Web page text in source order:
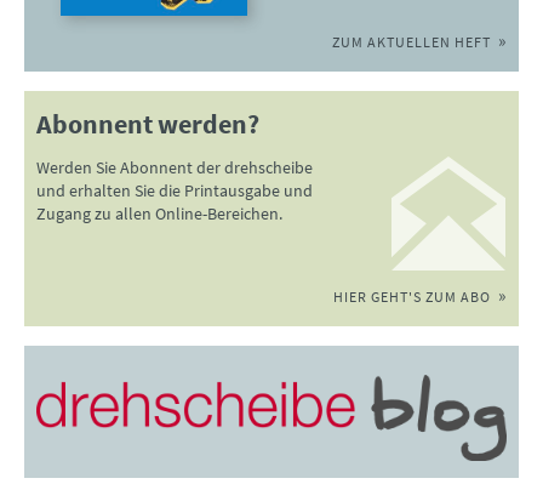
ZUM AKTUELLEN HEFT
Abonnent werden?
Werden Sie Abonnent der drehscheibe
und erhalten Sie die Printausgabe und
Zugang zu allen Online-Bereichen.
HIER GEHT'S ZUM ABO